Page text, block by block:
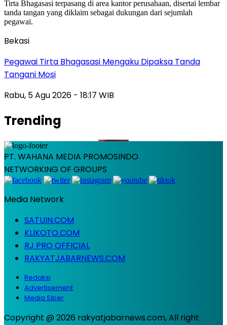
Bekasi
Pegawai Tirta Bhagasasi Mengaku Dipaksa Tanda
Tangani Mosi
Rabu, 5 Agu 2026 - 18:17 WIB
Trending
PT. WAHANA MEDIA PROMOSINDO
NETWORKING OF GROUPS
Media Network
SATUIN.COM
KLIKOTO.COM
RJ PRO OFFICIAL
RAKYATJABARNEWS.COM
Redaksi
Advertisement
Media Siber
Copyright @ 2026 rakyatjabarnews.com, All right